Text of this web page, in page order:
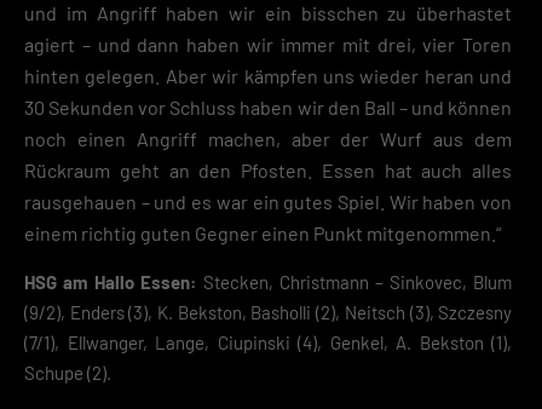
und im Angriff haben wir ein bisschen zu überhastet
agiert – und dann haben wir immer mit drei, vier Toren
hinten gelegen. Aber wir kämpfen uns wieder heran und
30 Sekunden vor Schluss haben wir den Ball – und können
noch einen Angriff machen, aber der Wurf aus dem
Rückraum geht an den Pfosten. Essen hat auch alles
rausgehauen – und es war ein gutes Spiel. Wir haben von
einem richtig guten Gegner einen Punkt mitgenommen.“
HSG am Hallo Essen: Stecken, Christmann – Sinkovec, Blum
(9/2), Enders (3), K. Bekston, Basholli (2), Neitsch (3), Szczesny
(7/1), Ellwanger, Lange, Ciupinski (4), Genkel, A. Bekston (1),
Schupe (2).